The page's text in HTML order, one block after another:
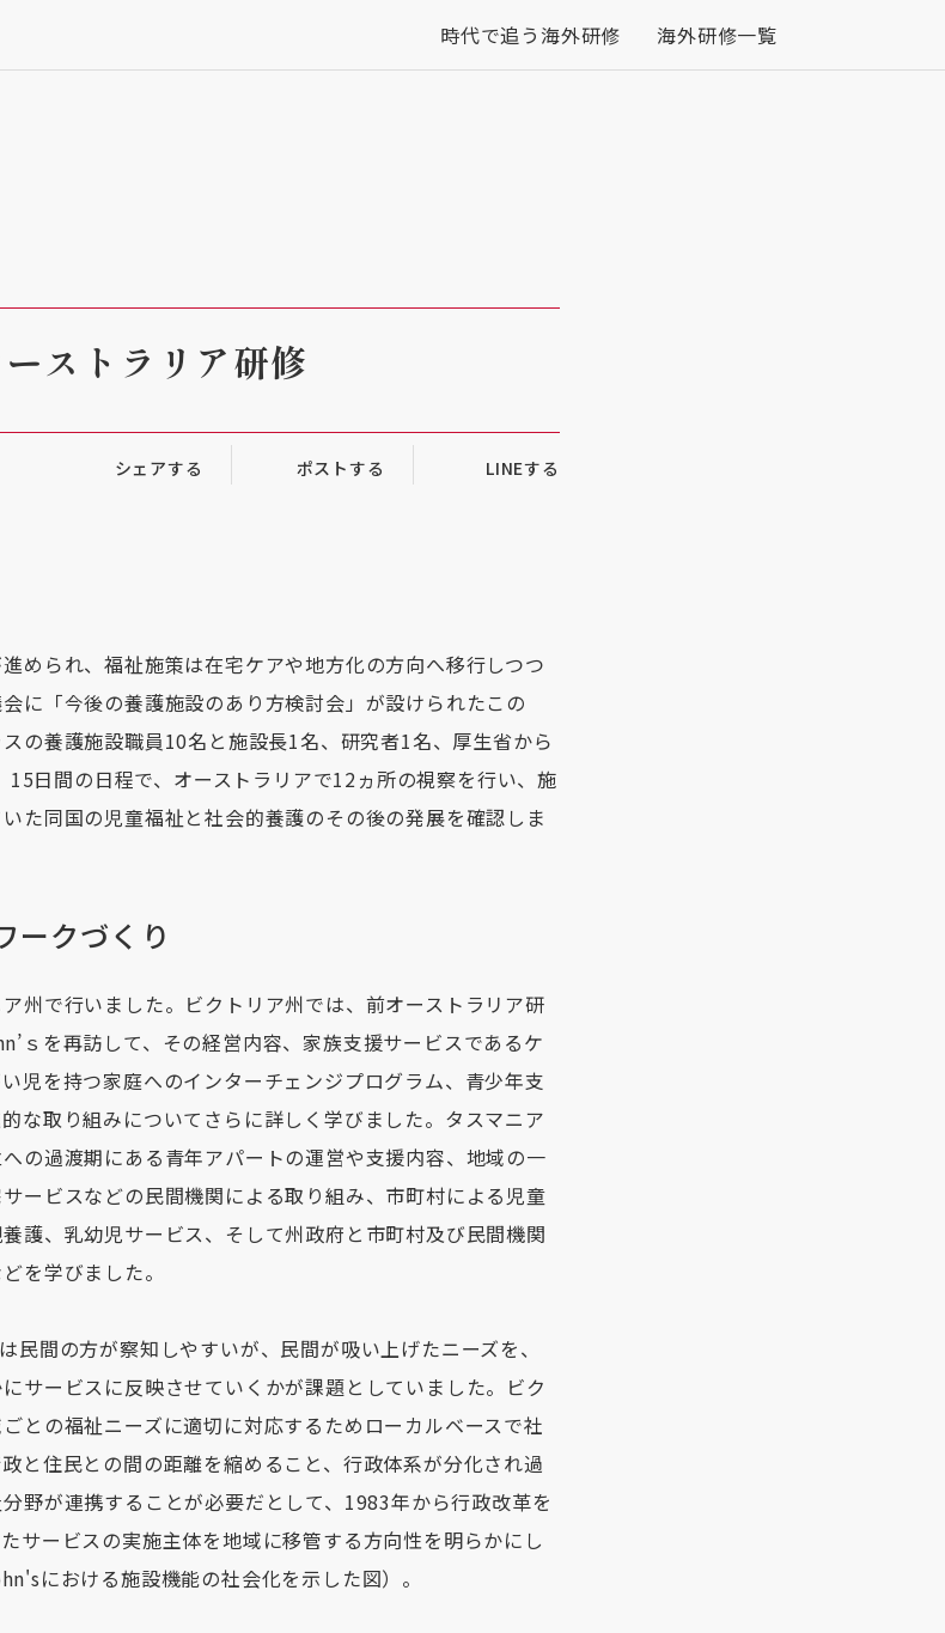
時代で追う海外研修 海外研修一覧
ストラリア研修
シェアする ポストする LINEする
められ、福祉施策は在宅ケアや地方化の方向へ移行しつつ
に「今後の養護施設のあり方検討会」が設けられたこの
の養護施設職員10名と施設長1名、研究者1名、厚生省から
日間の日程で、オーストラリアで12ヵ所の視察を行い、施
た同国の児童福祉と社会的養護のその後の発展を確認しま
ークづくり
州で行いました。ビクトリア州では、前オーストラリア研
ｓを再訪して、その経営内容、家族支援サービスであるケ
児を持つ家庭へのインターチェンジプログラム、青少年支
な取り組みについてさらに詳しく学びました。タスマニア
の過渡期にある青年アパートの運営や支援内容、地域の一
ービスなどの民間機関による取り組み、市町村による児童
護、乳幼児サービス、そして州政府と市町村及び民間機関
を学びました。
間の方が察知しやすいが、民間が吸い上げたニーズを、
サービスに反映させていくかが課題としていました。ビク
との福祉ニーズに適切に対応するためローカルベースで社
と住民との間の距離を縮めること、行政体系が分化され過
野が連携することが必要だとして、1983年から行政改革を
サービスの実施主体を地域に移管する方向性を明らかにし
における施設機能の社会化を示した図）。